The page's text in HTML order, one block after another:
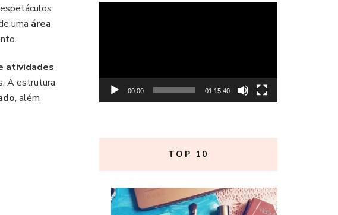
uma área
atividades
A estrutura
, além
00:00 01:15:40
TOP 10